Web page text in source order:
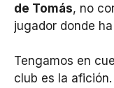
de Tomás, no
jugador donde
Tengamos en
club es la